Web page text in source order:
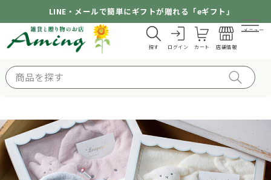
LINE・メールで簡単にギフトが贈れる「eギフト」
探す ログイン カート 店舗情報
メニュー